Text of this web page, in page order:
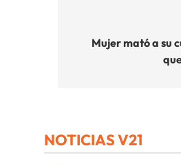
Mujer mató a su
NOTICIAS V21